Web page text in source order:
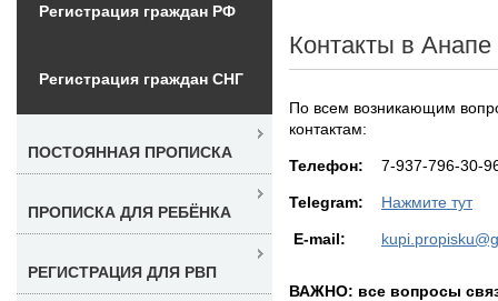
Контакты в Анапе
По всем возникающим
контактам:
Teлефон: 7-937-796-30-
Telegram: Нажмите тут
E-mail:
ВАЖНО: все вопросы
Регистрация граждан РФ
Регистрация граждан СНГ
ПОСТОЯННАЯ ПРОПИСКА
ПРОПИСКА ДЛЯ РЕБЁНКА
РЕГИСТРАЦИЯ ДЛЯ РВП